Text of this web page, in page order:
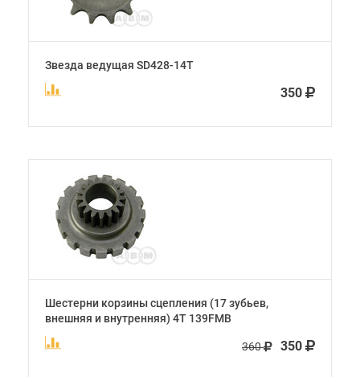
Звезда ведущая SD428-14T
350
Шестерни корзины сцепления (17 зубьев,
внешняя и внутренняя) 4Т 139FMB
360 350